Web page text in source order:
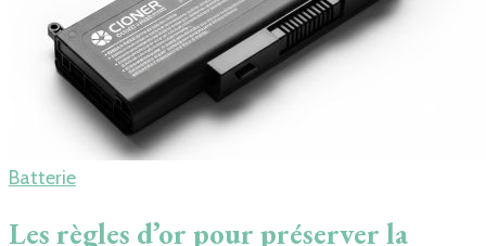
Batterie
Les règles d’or pour préserver la